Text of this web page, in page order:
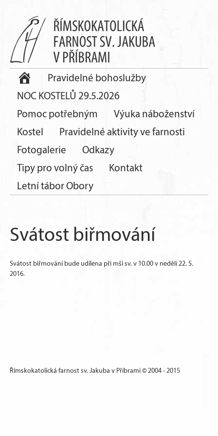
Pravidelné bohoslužby
NOC KOSTELŮ 29.5.2026
Pomoc potřebným
Výuka náboženství
Kostel
Pravidelné aktivity ve farnosti
Fotogalerie
Odkazy
Tipy pro volný čas
Kontakt
Letní tábor Obory
Svátost biřmování
Svátost biřmování bude udílena při mši sv. v 10.00 v neděli 22. 5.
2016.
Římskokatolická farnost sv. Jakuba v Příbrami © 2004 - 2015